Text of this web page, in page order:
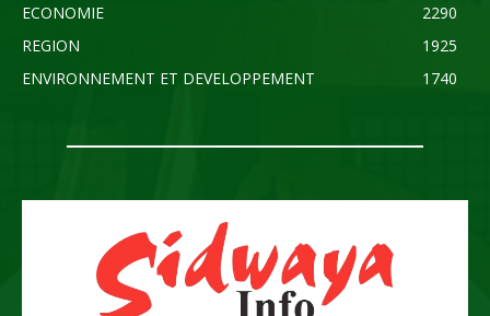
ECONOMIE
2290
REGION
1925
ENVIRONNEMENT ET DEVELOPPEMENT
1740